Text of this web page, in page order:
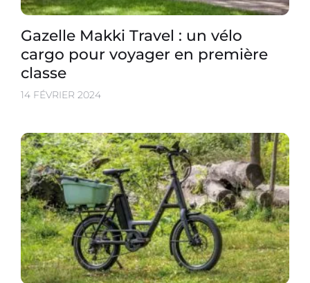
Gazelle Makki Travel : un vélo
cargo pour voyager en première
classe
14 FÉVRIER 2024